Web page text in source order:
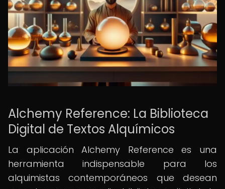
Alchemy Reference: La Biblioteca
Digital de Textos Alquímicos
La aplicación Alchemy Reference es una
herramienta indispensable para los
alquimistas contemporáneos que desean